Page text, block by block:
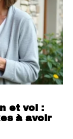
et vol :
à avoir